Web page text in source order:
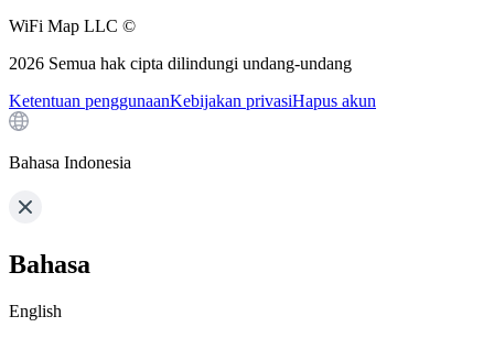
WiFi Map LLC ©
2026 Semua hak cipta dilindungi undang-undang
Ketentuan penggunaanKebijakan privasiHapus akun
Bahasa Indonesia
Bahasa
English